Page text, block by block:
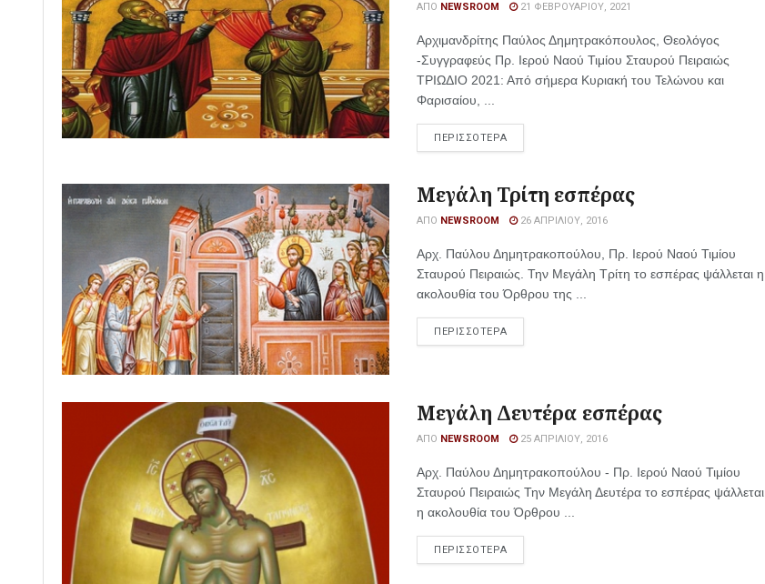
ΑΠΌ NEWSROOM 21 ΦΕΒΡΟΥΑΡΊΟΥ, 2021
Αρχιμανδρίτης Παύλος Δημητρακόπουλος, Θεολόγος
-Συγγραφεύς Πρ. Ιερού Ναού Τιμίου Σταυρού Πειραιώς
ΤΡΙΩΔΙΟ 2021: Από σήμερα Κυριακή του Τελώνου και
Φαρισαίου, ...
ΠΕΡΙΣΣΟΤΕΡΑ
Μεγάλη Τρίτη εσπέρας
ΑΠΌ NEWSROOM 26 ΑΠΡΙΛΊΟΥ, 2016
Αρχ. Παύλου Δημητρακοπούλου, Πρ. Ιερού Ναού Τιμίου
Σταυρού Πειραιώς. Την Μεγάλη Τρίτη το εσπέρας ψάλλεται η
ακολουθία του Όρθρου της ...
ΠΕΡΙΣΣΟΤΕΡΑ
Μεγάλη Δευτέρα εσπέρας
ΑΠΌ NEWSROOM 25 ΑΠΡΙΛΊΟΥ, 2016
Αρχ. Παύλου Δημητρακοπούλου - Πρ. Ιερού Ναού Τιμίου
Σταυρού Πειραιώς Την Μεγάλη Δευτέρα το εσπέρας ψάλλεται
η ακολουθία του Όρθρου ...
ΠΕΡΙΣΣΟΤΕΡΑ